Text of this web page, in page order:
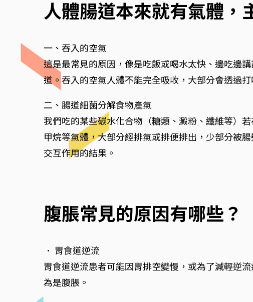
人體腸道本來就有氣體，
一、吞入的空氣
這是最常見的原因，像是吃飯或喝水太快、邊吃邊
道。吞入的空氣人體不能完全吸收，大部分會透過打
二、腸道細菌分解食物產氣
我們吃的某些碳水化合物（糖類、澱粉、纖維等）
甲烷等氣體，大部分經排氣或排便排出，少部分被
交互作用的結果。
腹脹常見的原因有哪些？
． 胃食道逆流
胃食道逆流患者可能因胃排空變慢，或為了減輕逆
為是腹脹。